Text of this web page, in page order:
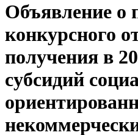
Объявление о
конкурсного
получения в
субсидий